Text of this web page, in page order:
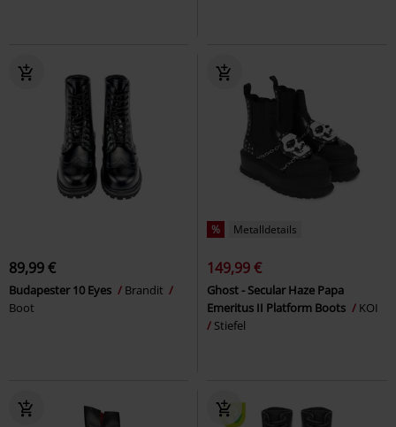
89,99 €
Budapester 10 Eyes
Brandit
Boot
% Metalldetails
149,99 €
Ghost - Secular Haze Papa
Emeritus II Platform Boots
KOI
Stiefel